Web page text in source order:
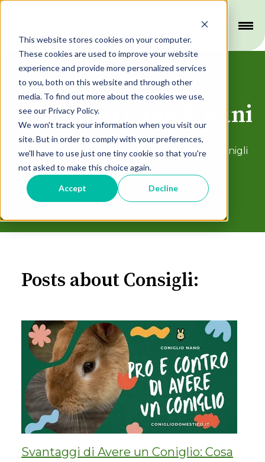
This website stores cookies on your computer.
These cookies are used to improve your website
experience and provide more personalized services
to you, both on this website and through other
media. To find out more about the cookies we use,
see our Privacy Policy.
We won't track your information when you visit our
site. But in order to comply with your preferences,
we'll have to use just one tiny cookie so that you're
not asked to make this choice again.
Accept Decline
Il blog sui conigli nani
Curiosità, caratteristiche e informazioni sui Conigli
Nani.
Posts about Consigli:
Svantaggi di Avere un Coniglio: Cosa